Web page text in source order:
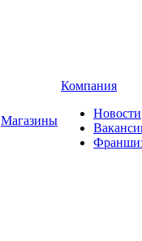
Магазины
Компания
Новости